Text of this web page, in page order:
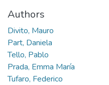
Authors
Divito, Mauro
Part, Daniela
Tello, Pablo
Prada, Emma María
Tufaro, Federico